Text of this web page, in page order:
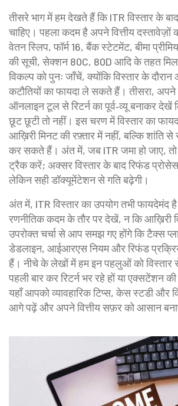
तीसरे भाग में हम देखते हैं कि ITR विस्तार के
चाहिए। पहला कदम है अपने वित्तीय दस्तावेज़ों
वेतन स्लिप, फॉर्म 16, बैंक स्टेटमेंट, बीमा
की सूची,सेक्शन 80C, 80D आदि के तहत
विकल्पको पुनः जाँचें, क्योंकि विस्तार के
कटौतियों का फायदा ले सकते हैं। तीसरा,
ऑनलाइन टूल से रिटर्न का पूर्व‑व्यू बनाकर देखें
छूट छूटी तो नहीं। इस चरण में विस्तार का
आख़िरी मिनट की रफ़्तार में नहीं, बल्कि शांति
कर सकते हैं। अंत में, जब ITR जमा हो जाए,
ट्रैक करें; अक्सर विस्तार के बाद रिफंड
लेकिन सही डॉक्यूमेंटेशन से गति बढ़ेगी।
अंत में, ITR विस्तार का उपयोग तभी
रणनीतिक कदम के तौर पर देखें, न कि आख़िरी
उपरोक्त चर्चा से आप समझ गए होंगे कि टैक्स
डेडलाइन, आईआरएस नियम और रिफंड
हैं। नीचे के लेखों में हम इन पहलुओं को विस्तार
पहली बार कर रिटर्न भर रहे हों या एक्सटेंशन
यहाँ आपको व्यावहारिक टिप्स, केस स्टडी और
आगे पढ़ें और अपने वित्तीय सफ़र को आसान